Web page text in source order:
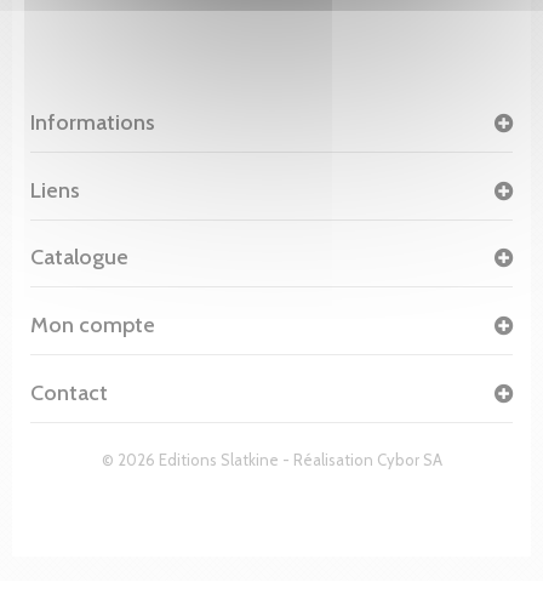
Informations
© 2026 Editions Slatkine - Réalisation Cybor SA
Liens
Catalogue
Mon compte
Contact